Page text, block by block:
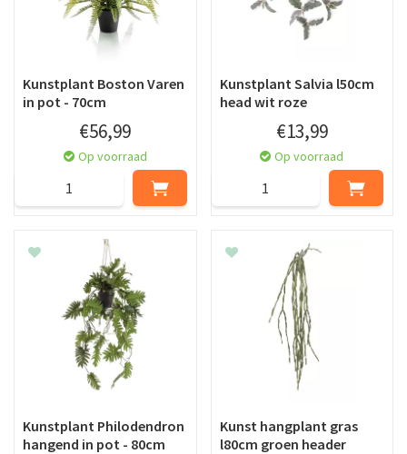
Kunstplant Boston Varen
in pot - 70cm
€56,99
Op voorraad
Kunstplant Salvia l50cm
head wit roze
€13,99
Op voorraad
Kunstplant Philodendron
hangend in pot - 80cm
Kunst hangplant gras
l80cm groen header